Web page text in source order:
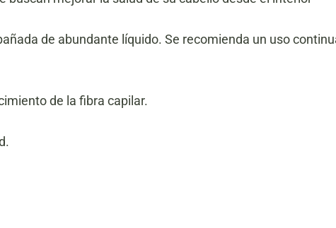
de abundante líquido. Se recomienda un uso
de la fibra capilar.